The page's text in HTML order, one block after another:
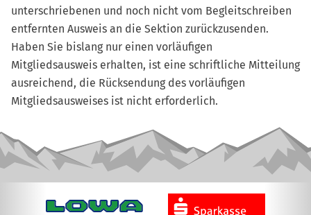
unterschriebenen und noch nicht vom Begleitschreiben
entfernten Ausweis an die Sektion zurückzusenden.
Haben Sie bislang nur einen vorläufigen
Mitgliedsausweis erhalten, ist eine schriftliche Mitteilung
ausreichend, die Rücksendung des vorläufigen
Mitgliedsausweises ist nicht erforderlich.